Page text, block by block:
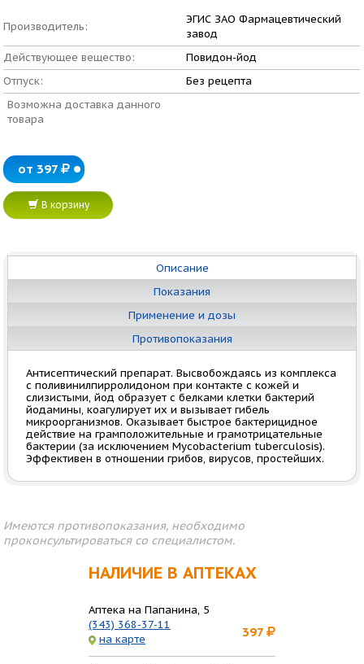
Производитель:
ЭГИС ЗАО Фармацевтический
завод
Действующее вещество:
Повидон-йод
Отпуск:
Без рецепта
Возможна доставка данного
товара
от 397
В корзину
Описание
Показания
Применение и дозы
Противопоказания
Антисептический препарат. Высвобождаясь из комплекса
с поливинилпирролидоном при контакте с кожей и
слизистыми, йод образует с белками клетки бактерий
йодамины, коагулирует их и вызывает гибель
микроорганизмов. Оказывает быстрое бактерицидное
действие на грамположительные и грамотрицательные
бактерии (за исключением Mycobacterium tuberculosis).
Эффективен в отношении грибов, вирусов, простейших.
Имеются противопоказания, необходимо
проконсультироваться со специалистом.
НАЛИЧИЕ В АПТЕКАХ
Аптека на Папанина, 5
(343) 368-37-11
на карте
397